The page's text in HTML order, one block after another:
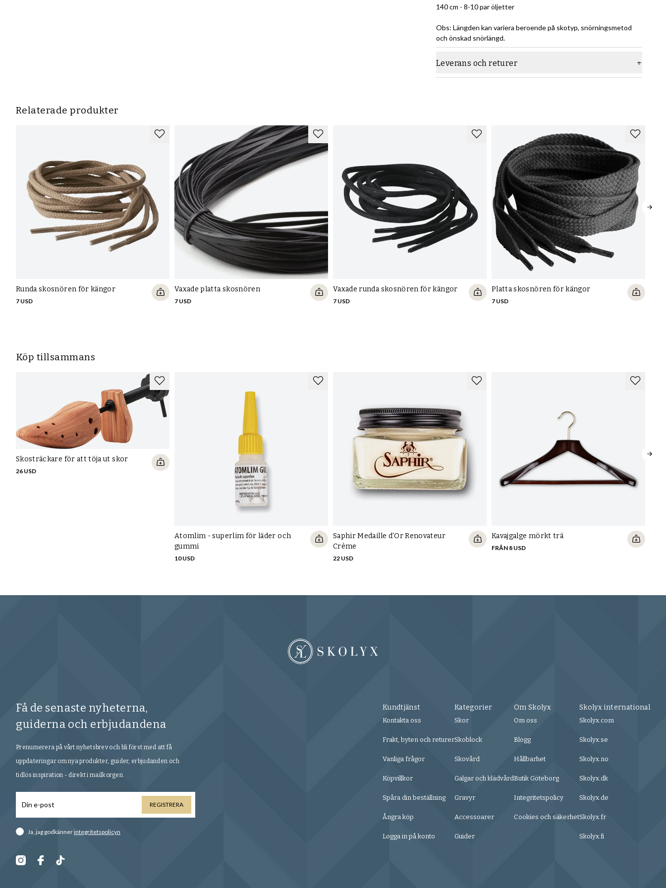
140 cm - 8-10 par öljetter
Obs: Längden kan variera beroende på skotyp, snörningsmetod
och önskad snörlängd.
Leverans och returer
Relaterade produkter
Runda skosnören för kängor
7 USD
Vaxade platta skosnören
7 USD
Vaxade runda skosnören för kängor
7 USD
Platta skosnören för kängor
7 USD
Köp tillsammans
Skosträckare för att töja ut skor
26 USD
Atomlim - superlim för läder och
gummi
10 USD
Saphir Medaille d'Or Renovateur
Crème
22 USD
Kavajgalge mörkt trä
FRÅN 8 USD
Få de senaste nyheterna,
guiderna och erbjudandena
Prenumerera på vårt nyhetsbrev och bli först med att få
uppdateringar om nya produkter, guider, erbjudanden och
tidlös inspiration - direkt i mailkorgen.
REGISTRERA
Ja, jag godkännerintegritetspolicyn
Kundtjänst
Kontakta oss
Frakt, byten och returer
Vanliga frågor
Köpvillkor
Spåra din beställning
Ångra köp
Logga in på konto
Kategorier
Skor
Skoblock
Skovård
Galgar och klädvård
Gravyr
Accessoarer
Guider
Om Skolyx
Om oss
Blogg
Hållbarhet
Butik Göteborg
Integritetspolicy
Cookies och säkerhet
Skolyx international
Skolyx.com
Skolyx.se
Skolyx.no
Skolyx.dk
Skolyx.de
Skolyx.fr
Skolyx.fi